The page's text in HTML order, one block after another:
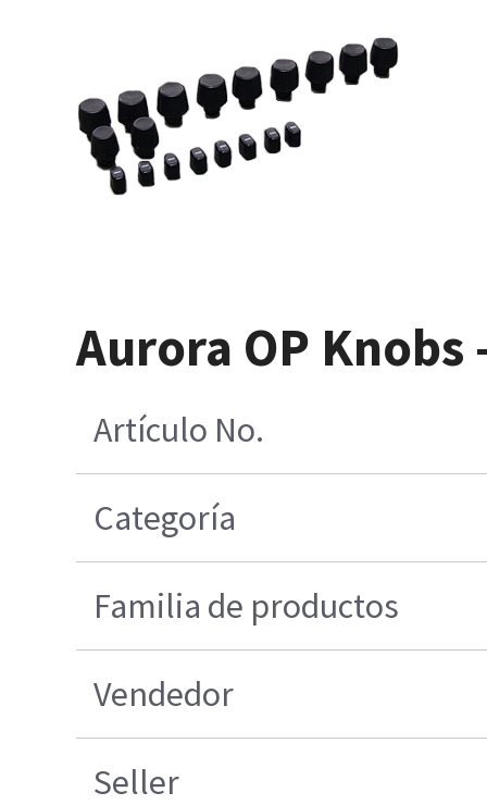
Aurora OP Knobs
Artículo No.
Categoría
Familia de productos
Vendedor
Seller